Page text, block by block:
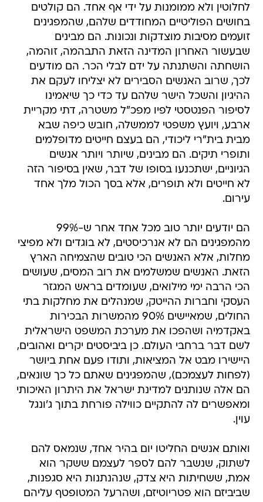
לחלוטין ולא ממומנות על ידי אף אחד. הם קולטים
בחושים הפוליטיים המחודדים שלהם, שהמפגינים
זועמים מסיבות מוצדקות ונכונות. הם מבינים
שבעשור האחרון המדינה הזאת התבהמה, זוהמה,
הושחתה והשתנתה על ידם לבלי הכר. הם מודעים
לכך, שרוב האנשים הסבירים לא יצליחו לעקם את
ההיגיון והשכל הישר שלהם עד כדי כך שיאמינו
לסיפור הפנטסטי לפיו מפכ"ל משטרה, דתי מקריית
ארבע, ויועץ משפטי לממשלה, חובש כיפה שבא
מבית בית"רי ליכודי, הם בעצם חייטים מדופלמים
ותופרי תיקים. הם מבינים, שיותר ויותר אנשים
הגיוניים, ישתכנעו בסופו של דבר, שאין בסיפור הזה
לא חייטים ולא תופרים, אלא בסך הכול מלך אחד
עירום.
הם יודעים יותר טוב מכל אחד אחר ש-99%
מהמפגינים הם לא אנרכיסטים, לא בוגדים ולא מפיצי
מחלות, אלא האנשים הכי טובים שהצמיחה הארץ
הזאת. האנשים שמשלמים את רוב המסים, שעושים
הכי הרבה ימי מילואים, שעומדים בראש המגזר
העסקי וחברות ההייטק, שמנהלים את מחלקות בתי
החולים, שמאיישים 90% מהמשרות הבכירות
באקדמיה ושהפכו את מערכת המשפט הישראלית
לשם דבר ברחבי העולם. כן ביביסטים יקרים ואהובים,
היישירו מבט אל המציאות, ותודו פעם אחת ביושר
(לפחות לעצמכם), שהמפגינים שאתם כל כך שונאים,
הם אלה שנותנים למדינת ישראל את היתרון האיכותי
ומאפשרים לה להתקיים כווילה פורחת בתוך ג'ונגל
עוין.
ואותם אנשים החליטו יום בהיר אחד, שנמאס להם
לשתוק, שנשבר להם לספר לעצמם ששקר הוא
אמת, ששחיתות היא צדק, שנהנתנות היא סגפנות,
שביביזם הוא פטריוטיזם, ושהרעל המטופטף עליהם